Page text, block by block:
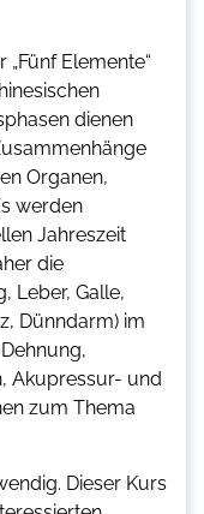
Elemente“
dienen
Organen,
werden
Jahreszeit
die
Leber, Galle,
Dünndarm) im
Akupressur- und
zum Thema
Dieser Kurs